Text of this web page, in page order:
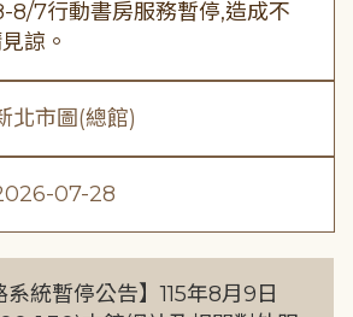
8/7行動書房服務暫停,造成不
諒。
北市圖(總館)
07-28
系統暫停公告】115年8月9日